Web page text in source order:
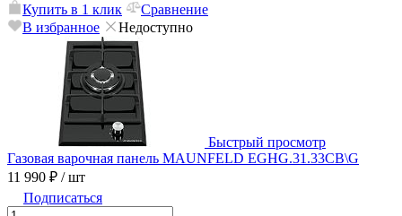
Купить в 1 клик
Сравнение
В избранное
Недоступно
Быстрый просмотр
Газовая варочная панель MAUNFELD EGHG.31.33CB\G
11 990 ₽ / шт
Подписаться